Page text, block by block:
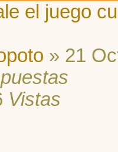
el juego
» 21
Vistas